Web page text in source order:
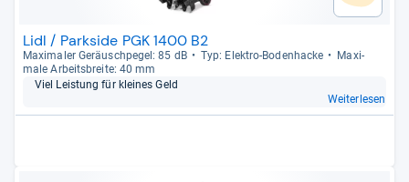
Lidl / Parkside PGK 1400 B2
Maxi­ma­ler Geräusch­pe­gel: 85 dB Typ: Elek­tro-​Boden­ha­cke
Maxi­
male Arbeits­breite: 40 mm
Viel Leis­tung für klei­nes Geld
Weiterlesen